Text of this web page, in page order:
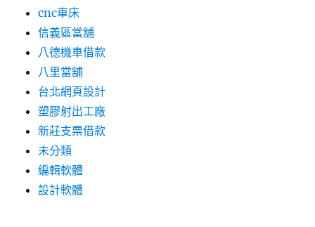
cnc車床
信義區當舖
八德機車借款
八里當舖
台北網頁設計
塑膠射出工廠
新莊支票借款
未分類
編輯軟體
設計軟體